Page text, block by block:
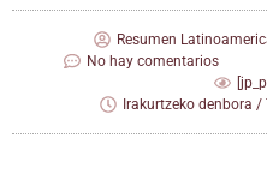
Resumen
No hay comentarios
Irakurtzeko denbora